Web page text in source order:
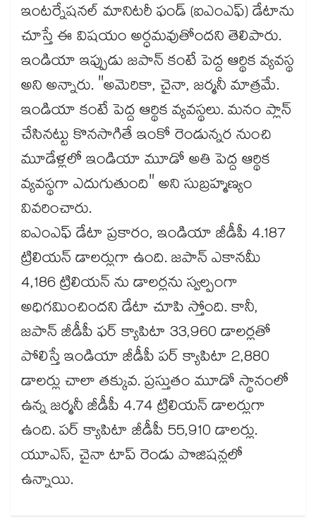
ఇంటర్నేషనల్ మానిటరీ ఫండ్ (ఐఎంఎఫ్) డేటాను
చూస్తే ఈ విషయం అర్ధమవుతోందని తెలిపారు.
ఇండియా ఇప్పుడు జపాన్ కంటే పెద్ద ఆర్థిక వ్యవస్థ
అని అన్నారు. "అమెరికా, చైనా, జర్మనీ మాత్రమే.
ఇండియా కంటే పెద్ద ఆర్థిక వ్యవస్థలు. మనం ప్లాన్
చేసినట్టు కొనసాగితే ఇంకో రెండున్నర నుంచి
మూడేళ్లలో ఇండియా మూడో అతి పెద్ద ఆర్థిక
వ్యవస్థగా ఎదుగుతుంది" అని సుబ్రహ్మణ్యం
వివరించారు.
ఐఎంఎఫ్ డేటా ప్రకారం, ఇండియా జీడీపీ 4.187
ట్రిలియన్ డాలర్లుగా ఉంది. జపాన్ ఎకానమీ
4,186 ట్రిలియన్ ను డాలర్లను స్వల్పంగా
అధిగమించిందని డేటా చూపి స్తోంది. కానీ,
జపాన్ జీడీపీ ఫర్ క్యాపిటా 33,960 డాలర్లతో
పోలిస్తే ఇండియా జీడీపీ పర్ క్యాపిటా 2,880
డాలర్లు చాలా తక్కువ. ప్రస్తుతం మూడో స్థానంలో
ఉన్న జర్మనీ జీడీపీ 4.74 ట్రిలియన్ డాలర్లుగా
ఉంది. పర్ క్యాపిటా జీడీపీ 55,910 డాలర్లు.
యూఎస్, చైనా టాప్ రెండు పొజిషన్లలో
ఉన్నాయి.